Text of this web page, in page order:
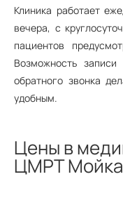
Клиника работает
вечера, с
пациентов
Возможность
обратного звонка
удобным.
Цены в
ЦМРТ Мойка